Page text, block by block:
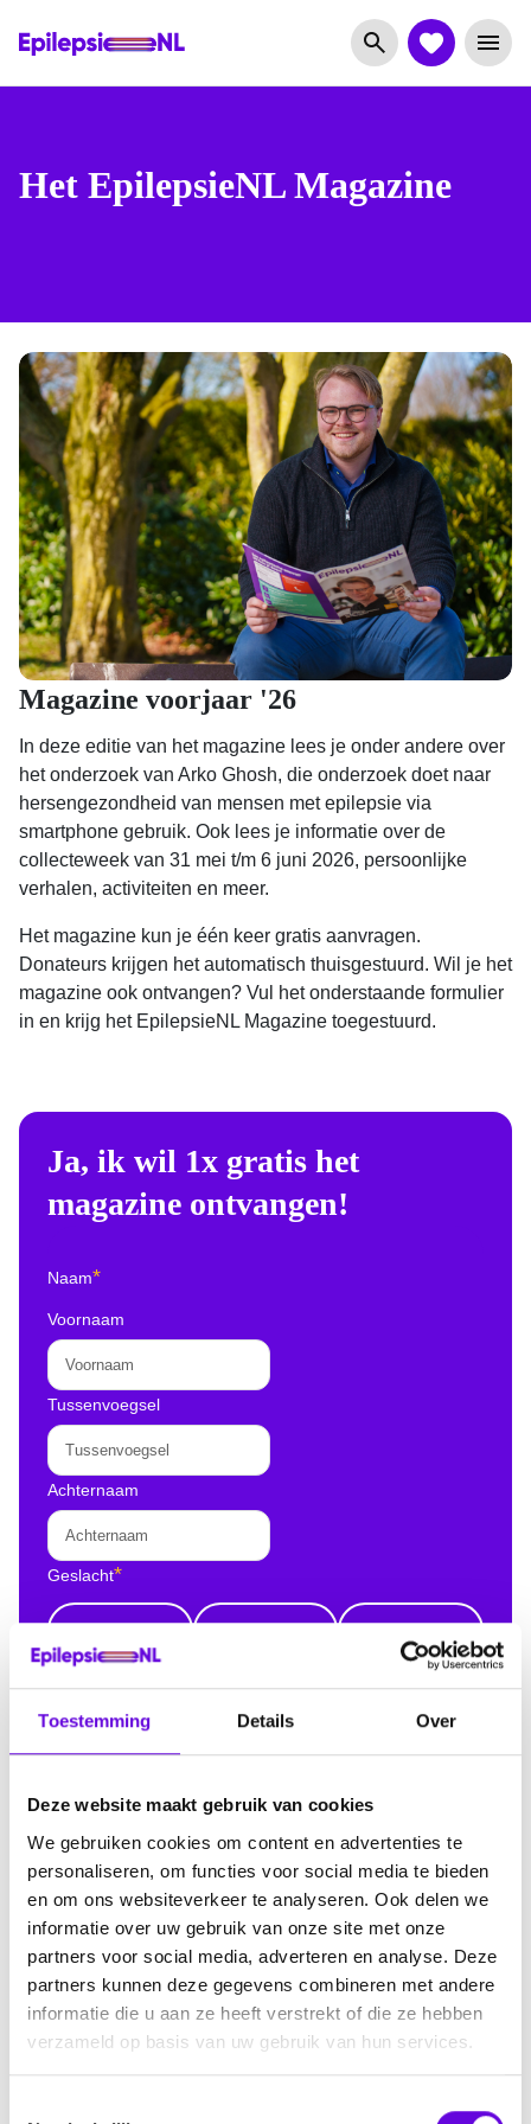
Toestemming Details Over
Deze website maakt gebruik van cookies
We gebruiken cookies om content en advertenties te
personaliseren, om functies voor social media te bieden
en om ons websiteverkeer te analyseren. Ook delen we
informatie over uw gebruik van onze site met onze
partners voor social media, adverteren en analyse. Deze
partners kunnen deze gegevens combineren met andere
informatie die u aan ze heeft verstrekt of die ze hebben
verzameld op basis van uw gebruik van hun services.
Het EpilepsieNL Magazine
Magazine voorjaar '26
In deze editie van het magazine lees je onder andere over
het onderzoek van Arko Ghosh, die onderzoek doet naar
hersengezondheid van mensen met epilepsie via
smartphone gebruik. Ook lees je informatie over de
collecteweek van 31 mei t/m 6 juni 2026, persoonlijke
verhalen, activiteiten en meer.
Het magazine kun je één keer gratis aanvragen.
Donateurs krijgen het automatisch thuisgestuurd. Wil je het
magazine ook ontvangen? Vul het onderstaande formulier
in en krijg het EpilepsieNL Magazine toegestuurd.
Ja, ik wil 1x gratis het
magazine ontvangen!
Naam*
Voornaam
Tussenvoegsel
Achternaam
Geslacht*
Man Vrouw Neutraal
Vul je postcode en huisnummer in
E-mailadres